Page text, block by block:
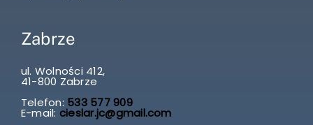
Zabrze
ul. Wolności 412,
41-800 Zabrze
Telefon: 533 577 909
E-mail: cieslar.jc@gmail.com